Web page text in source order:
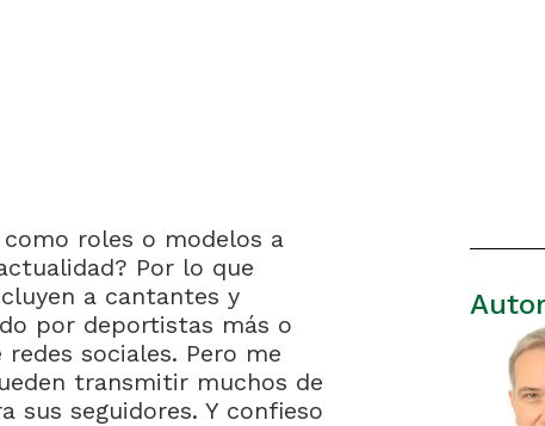
roles o modelos a
Por lo que
a cantantes y
por deportistas más o
redes sociales. Pero me
transmitir muchos de
sus seguidores. Y confieso